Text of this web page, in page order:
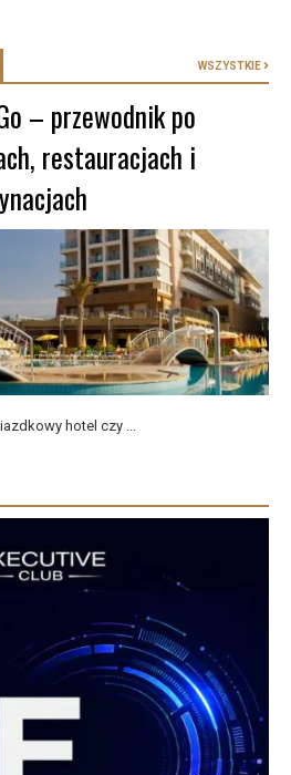
WSZYSTKIE
– przewodnik po
restauracjach i
hotel czy ...